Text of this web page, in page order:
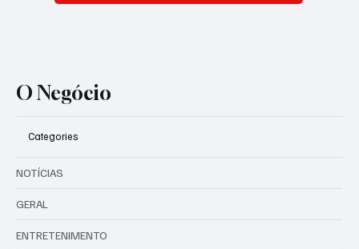
O Negócio
Categories
NOTÍCIAS
GERAL
ENTRETENIMENTO